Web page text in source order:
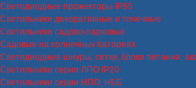
Светодиодные прожекторы IP65
Светильники декоративные и точечные
Светильники садово-парковые
Садовые на солнечных батареях
Светодиодные шнуры, сетки, блоки питания,
Светильники серии ЛПО IP20
Светильники серии НПО, НББ